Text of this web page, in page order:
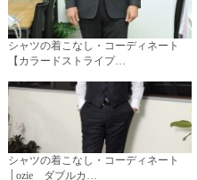
シャツの着こなし・コーディネート
【カラードストライプ…
シャツの着こなし・コーディネート
│ozie ダブルカ…